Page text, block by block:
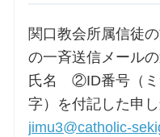
関口教会所属信徒
の一斉送信メール
氏名 ②ID番号（ミ
字）を付記した申
jimu3@catholic-